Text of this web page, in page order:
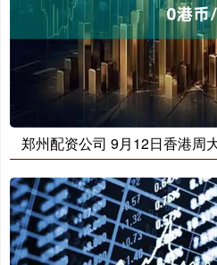
郑州配资公司 9月12日香港周